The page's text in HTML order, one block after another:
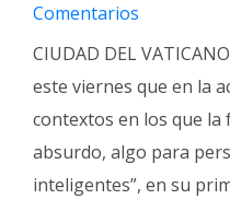
Comentarios
CIUDAD DEL
este viernes que en la
contextos en los que la
absurdo, algo para
inteligentes”, en su